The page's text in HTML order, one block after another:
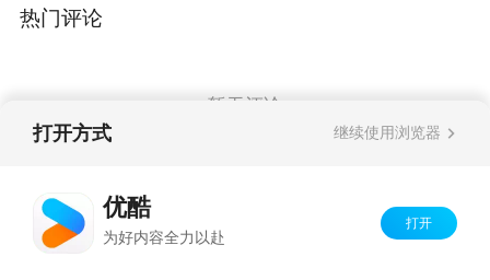
热门评论
暂无评论
打开方式 继续使用浏览器
优酷
为好内容全力以赴
打开